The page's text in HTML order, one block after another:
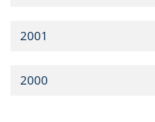
2001
2000